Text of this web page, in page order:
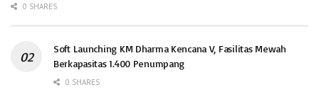
0 SHARES
Soft Launching KM Dharma Kencana V, Fasilitas Mewah
Berkapasitas 1.400 Penumpang
0 SHARES